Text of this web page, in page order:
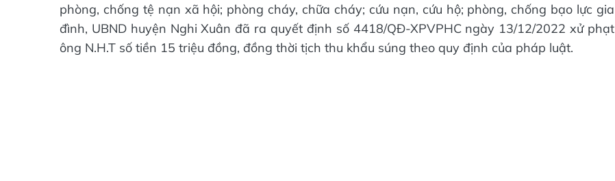
phòng, chống tệ nạn xã hội; phòng cháy, chữa cháy; cứu nạn, cứu hộ; phòng, chống bạo lực gia
đình, UBND huyện Nghi Xuân đã ra quyết định số 4418/QĐ-XPVPHC ngày 13/12/2022 xử phạt
ông N.H.T số tiền 15 triệu đồng, đồng thời tịch thu khẩu súng theo quy định của pháp luật.